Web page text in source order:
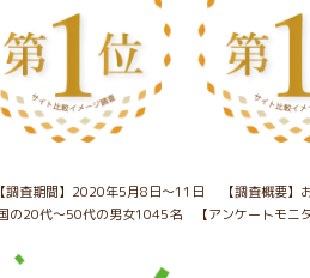
調査期間】2020年5月8日～11日
【調査概要】
国の20代～50代の男女1045名
【アンケートモ